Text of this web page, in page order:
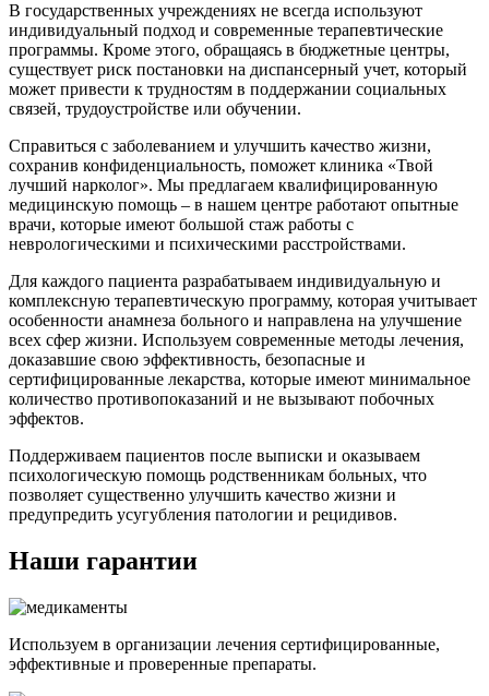
В государственных учреждениях не всегда используют
индивидуальный подход и современные терапевтические
программы. Кроме этого, обращаясь в бюджетные центры,
существует риск постановки на диспансерный учет, который
может привести к трудностям в поддержании социальных
связей, трудоустройстве или обучении.
Справиться с заболеванием и улучшить качество жизни,
сохранив конфиденциальность, поможет клиника «Твой
лучший нарколог». Мы предлагаем квалифицированную
медицинскую помощь – в нашем центре работают опытные
врачи, которые имеют большой стаж работы с
неврологическими и психическими расстройствами.
Для каждого пациента разрабатываем индивидуальную и
комплексную терапевтическую программу, которая учитывает
особенности анамнеза больного и направлена на улучшение
всех сфер жизни. Используем современные методы лечения,
доказавшие свою эффективность, безопасные и
сертифицированные лекарства, которые имеют минимальное
количество противопоказаний и не вызывают побочных
эффектов.
Поддерживаем пациентов после выписки и оказываем
психологическую помощь родственникам больных, что
позволяет существенно улучшить качество жизни и
предупредить усугубления патологии и рецидивов.
Наши гарантии
Используем в организации лечения сертифицированные,
эффективные и проверенные препараты.